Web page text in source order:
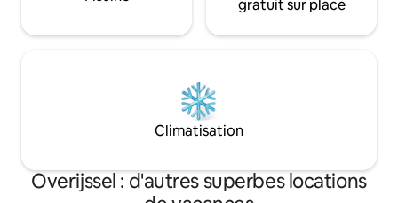
gratuit sur place
Climatisation
Overijssel : d'autres superbes locations